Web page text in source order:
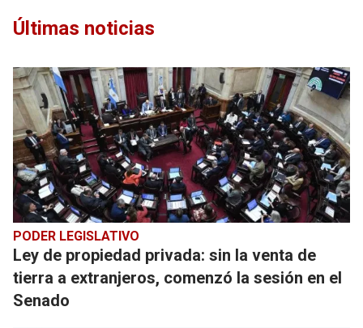
Últimas noticias
PODER LEGISLATIVO
Ley de propiedad privada: sin la venta de
tierra a extranjeros, comenzó la sesión en el
Senado